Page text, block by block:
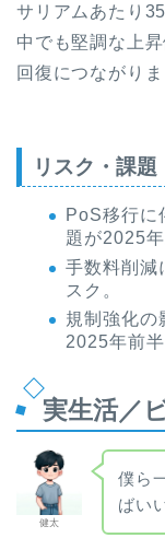
サリアムあたり
中でも堅調な上
回復につながりま
リスク・課題
PoS移行に
題が2025年
手数料削減
スク。
規制強化の
2025年前
実生活／
健太
僕ら
ばい